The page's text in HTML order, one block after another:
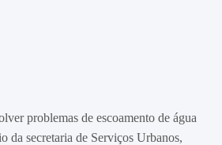
problemas de escoamento de água
da secretaria de Serviços Urbanos,